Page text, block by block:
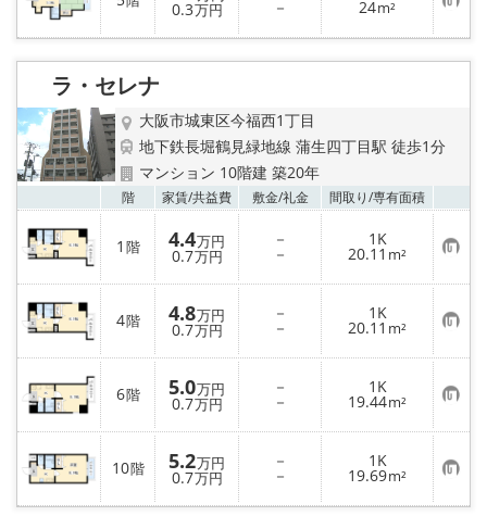
登
録
0.3万円 － 24m² お
気
に
り
ラ・セレナ
大阪市城東区今福西1丁目
地下鉄長堀鶴見緑地線 蒲生四丁目駅 徒歩1分
マンション 10階建 築20年
階 家賃/共益費 敷金/礼金 間取り/専有面積
1 階 4.4万円
0.7万円
－
－
1K
20.11 m² お
気
に
入
り
登
録
4階 4.8万円
0.7万円
－
－
1K
20.11 m² お
気
に
入
り
登
録
6階 5.0万円
0.7万円
－
－
1K
19.44m² お
気
に
入
り
登
録
10階 5.2万円
0.7万円
－
－
1K
19.69m² お
気
に